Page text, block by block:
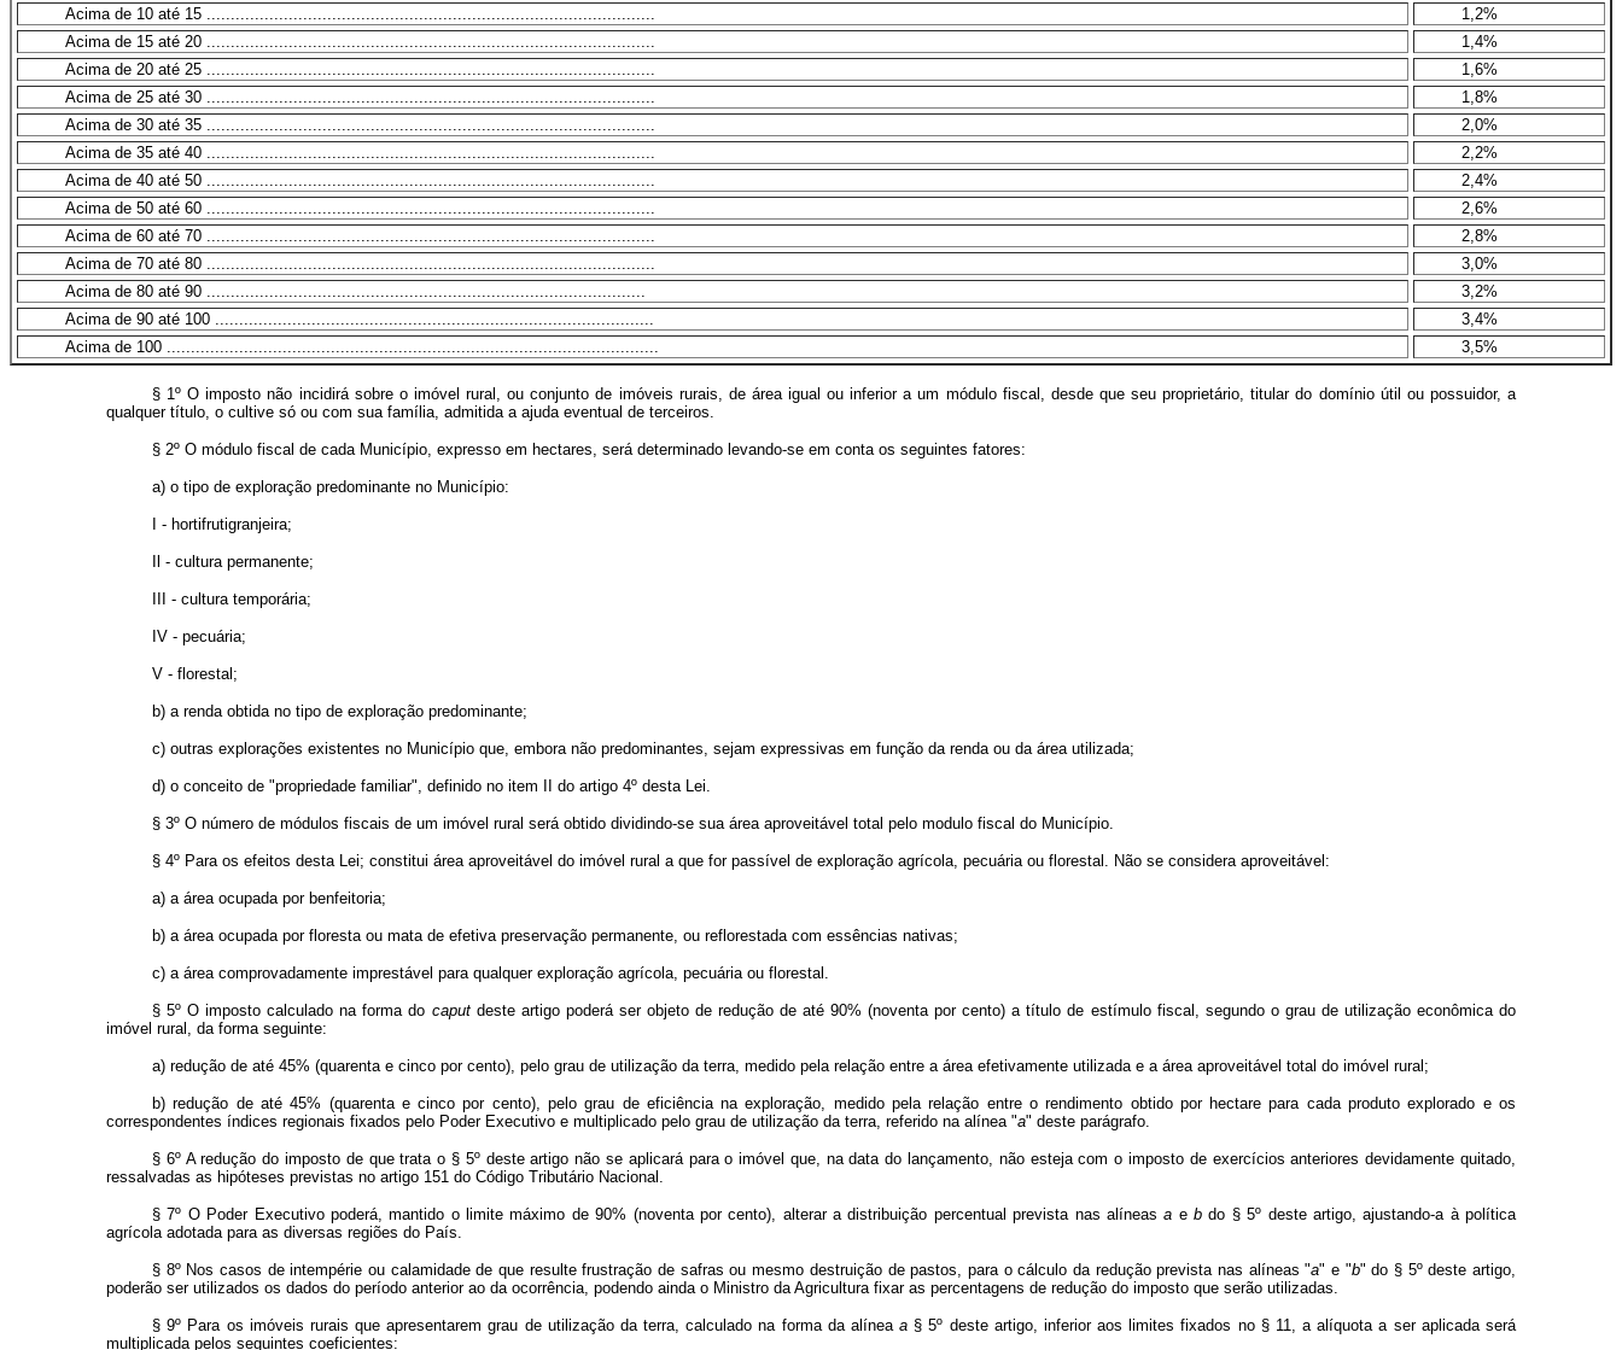
Acima de 10 até 15 .............................................................................................
1,2%
Acima de 15 até 20 .............................................................................................
1,4%
Acima de 20 até 25 .............................................................................................
1,6%
Acima de 25 até 30 .............................................................................................
1,8%
Acima de 30 até 35 .............................................................................................
2,0%
Acima de 35 até 40 .............................................................................................
2,2%
Acima de 40 até 50 .............................................................................................
2,4%
Acima de 50 até 60 .............................................................................................
2,6%
Acima de 60 até 70 .............................................................................................
2,8%
Acima de 70 até 80 .............................................................................................
3,0%
Acima de 80 até 90 ...........................................................................................
3,2%
Acima de 90 até 100 ...........................................................................................
3,4%
Acima de 100 ......................................................................................................
3,5%
§ 1º O imposto não incidirá sobre o imóvel rural, ou conjunto de imóveis rurais, de área igual ou inferior a um módulo fiscal, desde que seu proprietário, titular do domínio útil ou possuidor, a
qualquer título, o cultive só ou com sua família, admitida a ajuda eventual de terceiros.
§ 2º O módulo fiscal de cada Município, expresso em hectares, será determinado levando-se em conta os seguintes fatores:
a) o tipo de exploração predominante no Município:
I - hortifrutigranjeira;
Il - cultura permanente;
III - cultura temporária;
IV - pecuária;
V - florestal;
b) a renda obtida no tipo de exploração predominante;
c) outras explorações existentes no Município que, embora não predominantes, sejam expressivas em função da renda ou da área utilizada;
d) o conceito de "propriedade familiar", definido no item II do artigo 4º desta Lei.
§ 3º O número de módulos fiscais de um imóvel rural será obtido dividindo-se sua área aproveitável total pelo modulo fiscal do Município.
§ 4º Para os efeitos desta Lei; constitui área aproveitável do imóvel rural a que for passível de exploração agrícola, pecuária ou florestal. Não se considera aproveitável:
a) a área ocupada por benfeitoria;
b) a área ocupada por floresta ou mata de efetiva preservação permanente, ou reflorestada com essências nativas;
c) a área comprovadamente imprestável para qualquer exploração agrícola, pecuária ou florestal.
§ 5º O imposto calculado na forma do caputdeste artigo poderá ser objeto de redução de até 90% (noventa por cento) a título de estímulo fiscal, segundo o grau de utilização econômica do
imóvel rural, da forma seguinte:
a) redução de até 45% (quarenta e cinco por cento), pelo grau de utilização da terra, medido pela relação entre a área efetivamente utilizada e a área aproveitável total do imóvel rural;
b) redução de até 45% (quarenta e cinco por cento), pelo grau de eficiência na exploração, medido pela relação entre o rendimento obtido por hectare para cada produto explorado e os
correspondentes índices regionais fixados pelo Poder Executivo e multiplicado pelo grau de utilização da terra, referido na alínea "a" deste parágrafo.
§ 6º A redução do imposto de que trata o § 5º deste artigo não se aplicará para o imóvel que, na data do lançamento, não esteja com o imposto de exercícios anteriores devidamente quitado,
ressalvadas as hipóteses previstas no artigo 151 do Código Tributário Nacional.
§ 7º O Poder Executivo poderá, mantido o limite máximo de 90% (noventa por cento), alterar a distribuição percentual prevista nas alíneasa e b do § 5º deste artigo, ajustando-a à política
agrícola adotada para as diversas regiões do País.
§ 8º Nos casos de intempérie ou calamidade de que resulte frustração de safras ou mesmo destruição de pastos, para o cálculo da redução prevista nas alíneas "a" e "b" do § 5º deste artigo,
poderão ser utilizados os dados do período anterior ao da ocorrência, podendo ainda o Ministro da Agricultura fixar as percentagens de redução do imposto que serão utilizadas.
§ 9º Para os imóveis rurais que apresentarem grau de utilização da terra, calculado na forma da alíneaa § 5º deste artigo, inferior aos limites fixados no § 11, a alíquota a ser aplicada será
multiplicada pelos seguintes coeficientes: